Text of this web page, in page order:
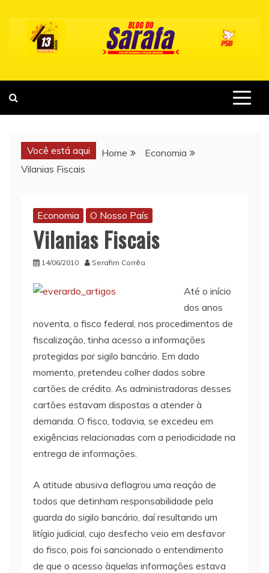
content
Você está aqui Home
Economia
Vilanias Fiscais
Economia O Nosso País
Vilanias Fiscais
14/06/2010 Serafim Corrêa
Até o início
dos anos
noventa, o fisco federal, nos procedimentos de
fiscalização, tinha acesso a informações
protegidas por sigilo bancário. Em dado
momento, pretendeu colher dados sobre
cartões de crédito. As administradoras desses
cartões estavam dispostas a atender à
demanda. O fisco, todavia, se excedeu em
exigências relacionadas com a periodicidade na
entrega de informações.
A atitude abusiva deflagrou uma reação de
todos que detinham responsabilidade pela
guarda do sigilo bancário, daí resultando um
litígio judicial, cujo desfecho veio em desfavor
do fisco, pois foi sancionado o entendimento
de que o acesso àquelas informações estava